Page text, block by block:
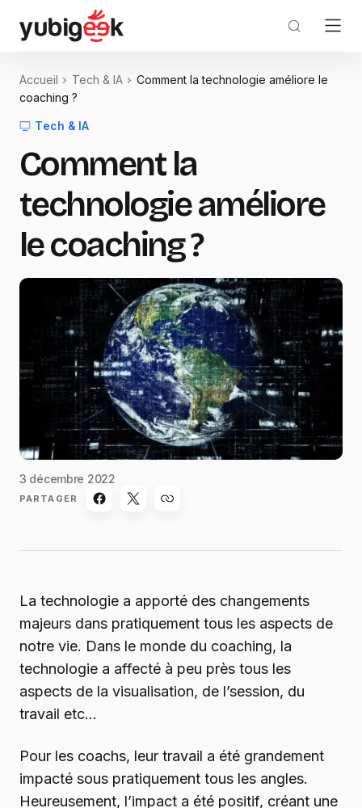
Accueil Tech & IA
Comment la technologie améliore le
coaching ?
Tech & IA
Comment la
technologie améliore
le coaching ?
3 décembre 2022
PARTAGER
La technologie a apporté des changements
majeurs dans pratiquement tous les aspects de
notre vie. Dans le monde du coaching, la
technologie a affecté à peu près tous les
aspects de la visualisation, de l’session, du
travail etc…
Pour les coachs, leur travail a été grandement
impacté sous pratiquement tous les angles.
Heureusement, l’impact a été positif, créant une